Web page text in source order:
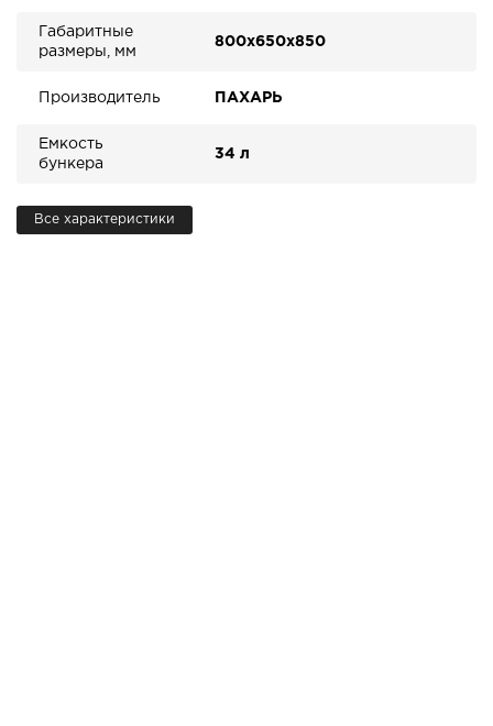
Габаритные
размеры, мм
800х650х850
Производитель ПАХАРЬ
Емкость
бункера
34 л
Все характеристики